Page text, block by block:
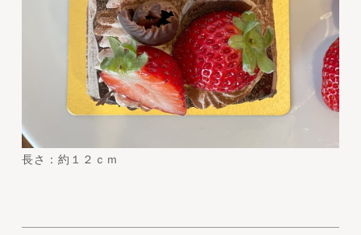
長さ：約１２ｃｍ